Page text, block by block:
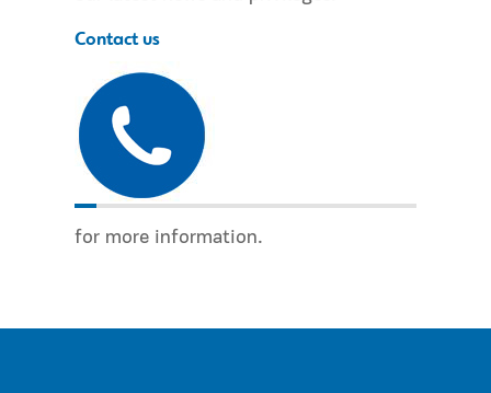
Contact us
for more information.